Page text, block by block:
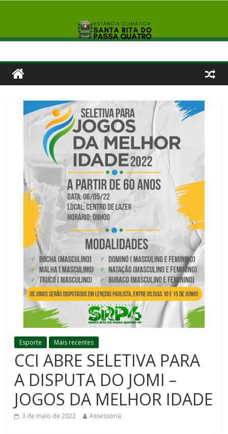
Esporte Mais recentes
CCI ABRE SELETIVA PARA
A DISPUTA DO JOMI –
JOGOS DA MELHOR IDADE
3 de maio de 2022 Assessoria